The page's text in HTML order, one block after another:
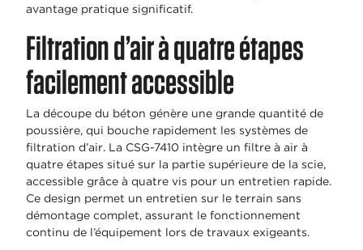
avantage pratique significatif.
Filtration d’air à quatre étapes
facilement accessible
La découpe du béton génère une grande quantité de
poussière, qui bouche rapidement les systèmes de
filtration d’air. La CSG-7410 intègre un filtre à air à
quatre étapes situé sur la partie supérieure de la scie,
accessible grâce à quatre vis pour un entretien rapide.
Ce design permet un entretien sur le terrain sans
démontage complet, assurant le fonctionnement
continu de l’équipement lors de travaux exigeants.